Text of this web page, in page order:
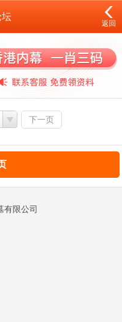
坛
返回
下一页
有限公司